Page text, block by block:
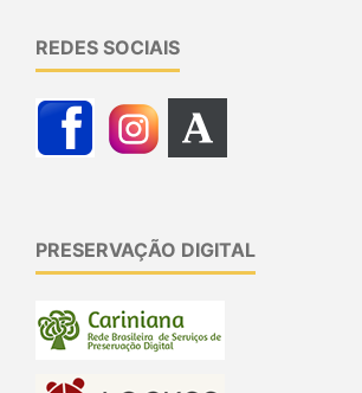
REDES SOCIAIS
PRESERVAÇÃO DIGITAL